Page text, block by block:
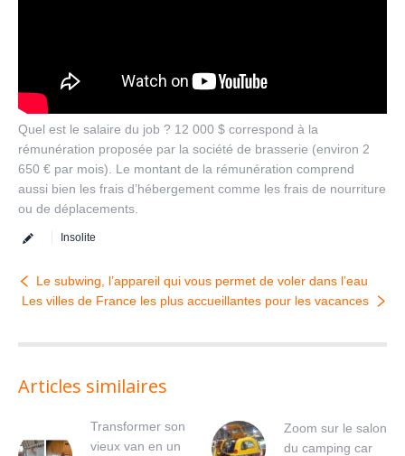
Quel est le salaire du job ? 12 000 $ correspond à la
rémunération proposée par la société de brasserie (environ 2
650 € par mois). Le montant de la rémunération comprend
aussi bien les frais d’hébergement comme les frais de nourriture
ou de déplacements.
Insolite
Le subwing, l’appareil qui vous permet de voler dans l’eau
Les villes de France les plus accueillantes pour les vacances
Articles similaires
Transformer son
vieux van en un
Zoom sur le salon
du camping car